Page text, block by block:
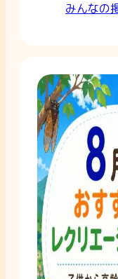
みんなの